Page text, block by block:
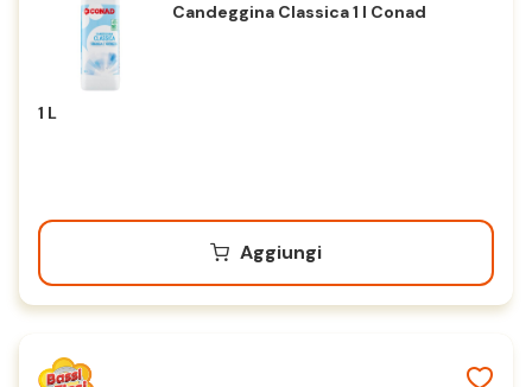
Candeggina Classica 1 l Conad
1 L
Aggiungi